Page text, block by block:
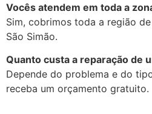
Vocês atendem em toda a
Sim, cobrimos toda a região
São Simão.
Quanto custa a reparação de
Depende do problema e do
receba um orçamento gratuito.